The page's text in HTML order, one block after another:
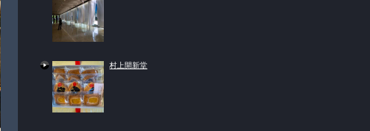
村上開新堂